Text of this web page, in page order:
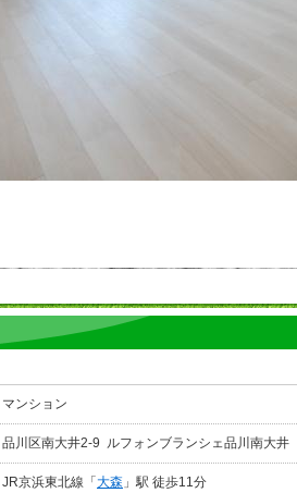
マンション
品川区南大井2-9 ルフォンブランシェ品川南大井
JR京浜東北線「 大森 」駅 徒歩11分